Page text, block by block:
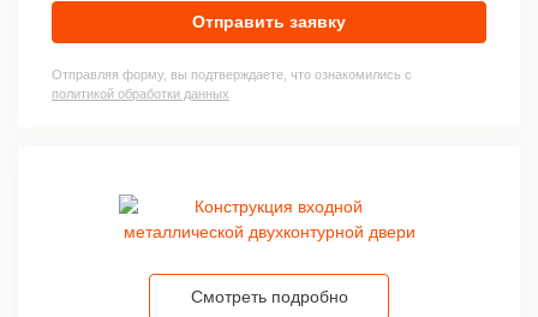
Отправить заявку
Отправляя форму, вы подтверждаете, что ознакомились с
политикой обработки данных
Смотреть подробно